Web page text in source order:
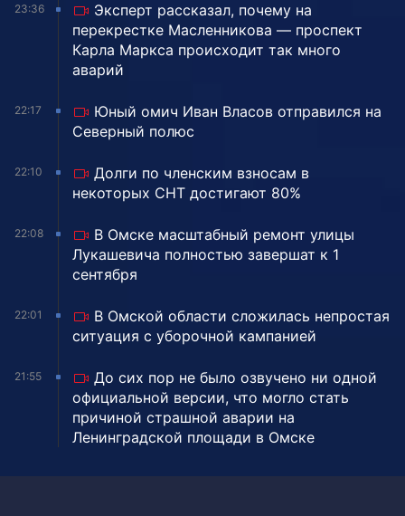
23:36
Эксперт рассказал, почему на
перекрестке Масленникова — проспект
Карла Маркса происходит так много
аварий
22:17
Юный омич Иван Власов отправился на
Северный полюс
22:10
Долги по членским взносам в
некоторых СНТ достигают 80%
22:08
В Омске масштабный ремонт улицы
Лукашевича полностью завершат к 1
сентября
22:01
В Омской области сложилась непростая
ситуация с уборочной кампанией
21:55
До сих пор не было озвучено ни одной
официальной версии, что могло стать
причиной страшной аварии на
Ленинградской площади в Омске